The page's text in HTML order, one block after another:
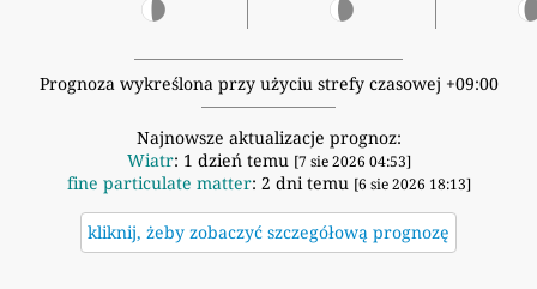
Prognoza wykreślona przy użyciu strefy czasowej +09:00
Najnowsze aktualizacje prognoz:
Wiatr: 1 dzień temu [7 sie 2026 04:53]
fine particulate matter: 2 dni temu [6 sie 2026 18:13]
kliknij, żeby zobaczyć szczegółową prognozę